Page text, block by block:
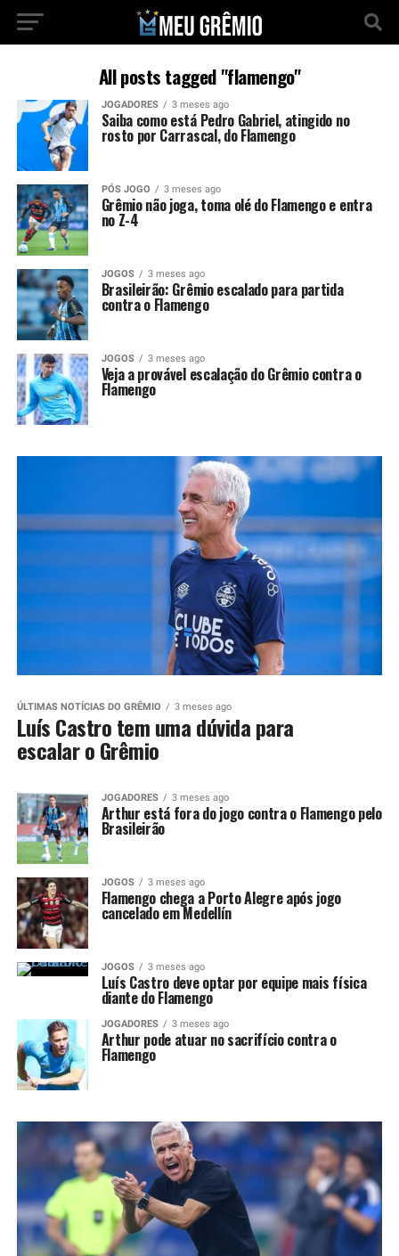
All posts tagged "flamengo"
JOGADORES 3 meses ago
Saiba como está Pedro Gabriel, atingido no
rosto por Carrascal, do Flamengo
PÓS JOGO 3 meses ago
Grêmio não joga, toma olé do Flamengo e entra
no Z-4
JOGOS 3 meses ago
Brasileirão: Grêmio escalado para partida
contra o Flamengo
JOGOS 3 meses ago
Veja a provável escalação do Grêmio contra o
Flamengo
ÚLTIMAS NOTÍCIAS DO GRÊMIO 3 meses ago
Luís Castro tem uma dúvida para
escalar o Grêmio
JOGADORES 3 meses ago
Arthur está fora do jogo contra o Flamengo pelo
Brasileirão
JOGOS 3 meses ago
Flamengo chega a Porto Alegre após jogo
cancelado em Medellín
JOGOS 3 meses ago
Luís Castro deve optar por equipe mais física
diante do Flamengo
JOGADORES 3 meses ago
Arthur pode atuar no sacrifício contra o
Flamengo